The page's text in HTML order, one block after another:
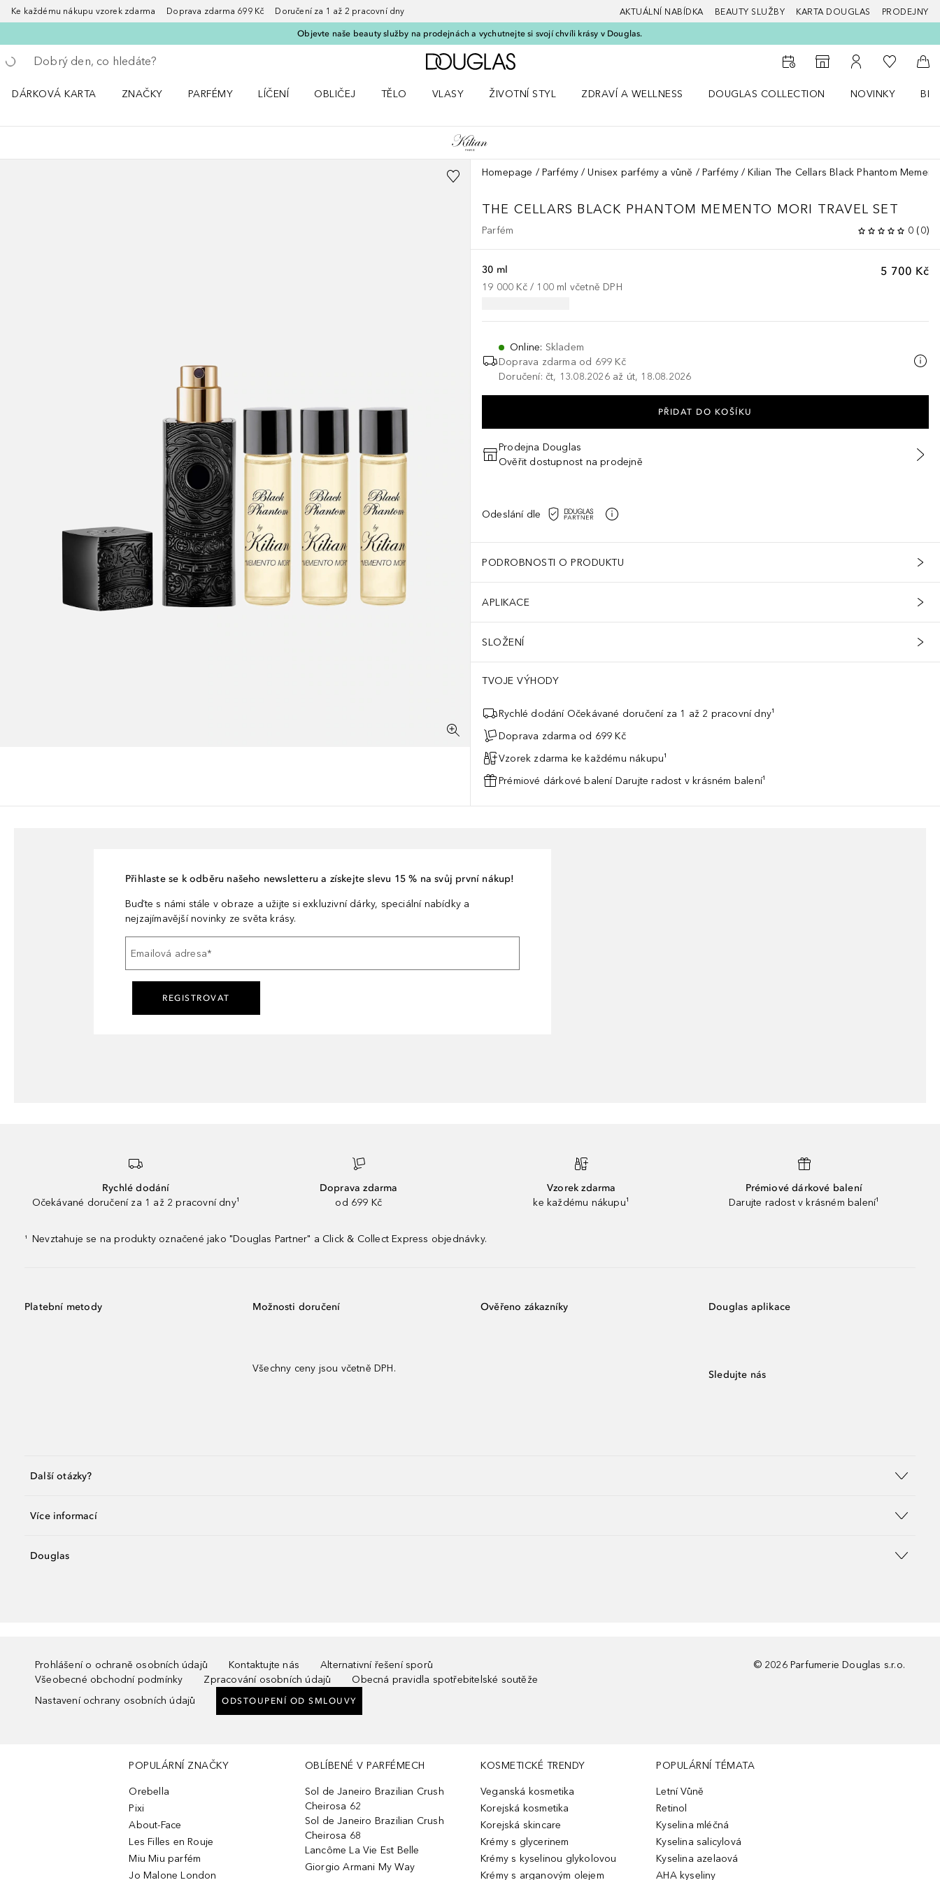
Ke každému nákupu vzorek zdarma Doprava zdarma 699 Kč Doručení za 1 až 2 pracovní dny AKTUÁLNÍ NABÍDKA BEAUTY SLUŽBY KARTA DOUGLAS PRODEJNY
Objevte naše beauty služby na prodejnách a vychutnejte si svojí chvíli krásy v Douglas.
Vraťte se
Proveďte vyhledávání
Domů
K vyhledávači prodejen
K mému účtu
K mému
Do
DÁRKOVÁ KARTA
ZNAČKY
PARFÉMY
LÍČENÍ
OBLIČEJ
TĚLO
VLASY
ŽIVOTNÍ STYL
ZDRAVÍ A WELLNESS
DOUGLAS COLLECTION
NOVINKY
Homepage Parfémy Unisex parfémy a vůně Parfémy Kilian The Cellars Black Phantom
THE CELLARS BLACK PHANTOM MEMENTO MORI TRAVEL SET
Parfém 0 (0)
5 700 Kč
30 ml
19 000 Kč / 100 ml včetně DPH
Online: Skladem
Doprava zdarma od 699 Kč
Doručení: čt, 13.08.2026 až út, 18.08.2026
PŘIDAT DO KOŠÍKU
Prodejna Douglas
Ověřit dostupnost na prodejně
Odeslání dle
PODROBNOSTI O PRODUKTU
APLIKACE
SLOŽENÍ
TVOJE VÝHODY
Rychlé dodání Očekávané doručení za 1 až 2 pracovní dny¹
Doprava zdarma od 699 Kč
Vzorek zdarma ke každému nákupu¹
Prémiové dárkové balení Darujte radost v krásném balení¹
Přihlaste se k odběru našeho newsletteru a získejte slevu 15 % na svůj první nákup!
Buďte s námi stále v obraze a užijte si exkluzivní dárky, speciální nabídky a
nejzajímavější novinky ze světa krásy.
Emailová adresa*
REGISTROVAT
Rychlé dodání
Očekávané doručení za 1 až 2 pracovní dny¹
Doprava zdarma
od 699 Kč
Vzorek zdarma
ke každému nákupu¹
Prémiové dárkové balení
Darujte radost v krásném balení¹
¹ Nevztahuje se na produkty označené jako "Douglas Partner" a Click & Collect Express objednávky.
Platební metody Možnosti doručení
Všechny ceny jsou včetně DPH.
Ověřeno zákazníky Douglas aplikace
Sledujte nás
Další otázky?
Více informací
Douglas
Prohlášení o ochraně osobních údajů Kontaktujte nás
Alternativní řešení sporů
Všeobecné obchodní podmínky
Zpracování osobních údajů
Obecná pravidla spotřebitelské soutěže
Nastavení ochrany osobních údajů
ODSTOUPENÍ OD SMLOUVY
© 2026 Parfumerie Douglas s.r.o.
POPULÁRNÍ ZNAČKY
Orebella
Pixi
About-Face
Les Filles en Rouje
Miu Miu parfém
Jo Malone London
OBLÍBENÉ V PARFÉMECH
Sol de Janeiro Brazilian Crush
Cheirosa 62
Sol de Janeiro Brazilian Crush
Cheirosa 68
Lancôme La Vie Est Belle
Giorgio Armani My Way
KOSMETICKÉ TRENDY
Veganská kosmetika
Korejská kosmetika
Korejská skincare
Krémy s glycerinem
Krémy s kyselinou glykolovou
Krémy s arganovým olejem
POPULÁRNÍ TÉMATA
Letní Vůně
Retinol
Kyselina mléčná
Kyselina salicylová
Kyselina azelaová
AHA kyseliny